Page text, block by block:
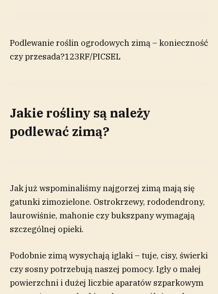
Podlewanie roślin ogrodowych zimą – konieczność
czy przesada?123RF/PICSEL
Jakie rośliny są należy
podlewać zimą?
Jak już wspominaliśmy najgorzej zimą mają się
gatunki zimozielone. Ostrokrzewy, rododendrony,
laurowiśnie, mahonie czy bukszpany wymagają
szczególnej opieki.
Podobnie zimą wysychają iglaki – tuje, cisy, świerki
czy sosny potrzebują naszej pomocy. Igły o małej
powierzchni i dużej liczbie aparatów szparkowym